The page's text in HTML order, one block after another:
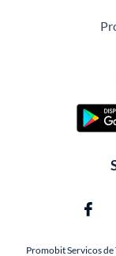
Promobit Servicos